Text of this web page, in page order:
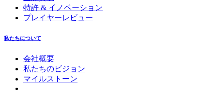
特許 & イノベーション
プレイヤーレビュー
私たちについて
会社概要
私たちのビジョン
マイルストーン